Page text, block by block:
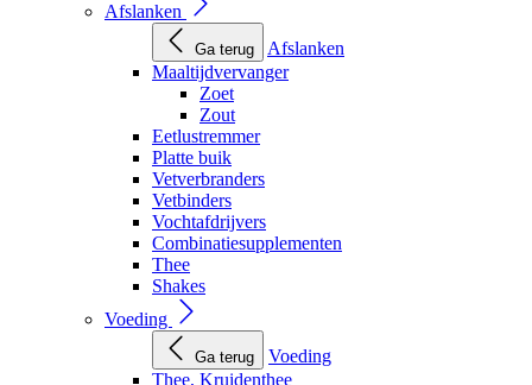
Afslanken
Ga terug
Afslanken
Maaltijdvervanger
Zoet
Zout
Eetlustremmer
Platte buik
Vetverbranders
Vetbinders
Vochtafdrijvers
Combinatiesupplementen
Thee
Shakes
Voeding
Ga terug
Voeding
Thee, Kruidenthee